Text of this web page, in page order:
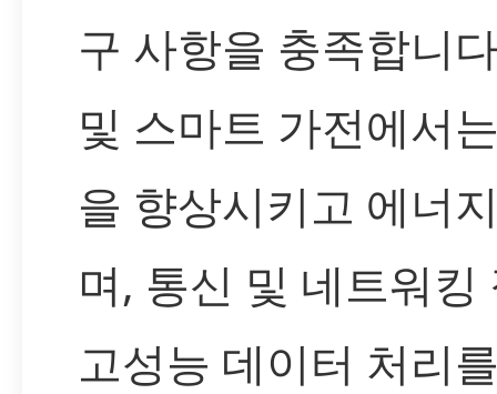
구 사항을 충족합니
및 스마트 가전에서
을 향상시키고 에너
며, 통신 및 네트워
고성능 데이터 처리